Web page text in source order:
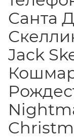
Санта
Jack